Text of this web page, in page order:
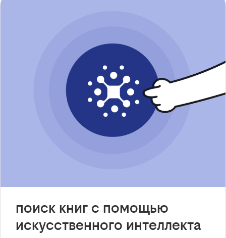
поиск книг с помощью
искусственного интеллекта